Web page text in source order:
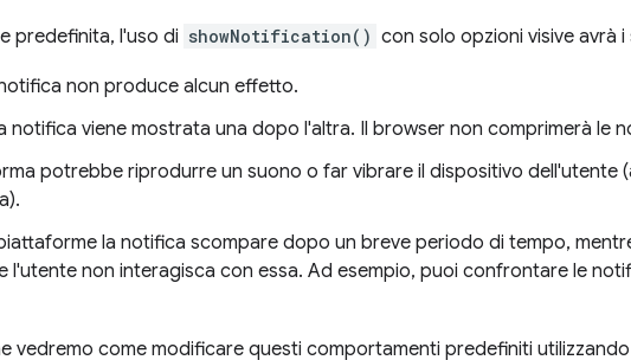
predefinita, l'uso di showNotification() con solo opzioni visive avrà
non produce alcun effetto.
notifica viene mostrata una dopo l'altra. Il browser non comprimerà le
potrebbe riprodurre un suono o far vibrare il dispositivo dell'utente
la notifica scompare dopo un breve periodo di tempo,
l'utente non interagisca con essa. Ad esempio, puoi confrontare le
vedremo come modificare questi comportamenti predefiniti